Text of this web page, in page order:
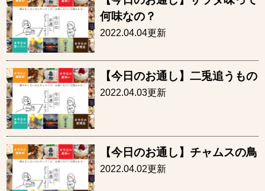
何味なの？
2022.04.04更新
【今日のお通し】二兎追うもの
2022.04.03更新
【今日のお通し】チャムスの鳥
2022.04.02更新